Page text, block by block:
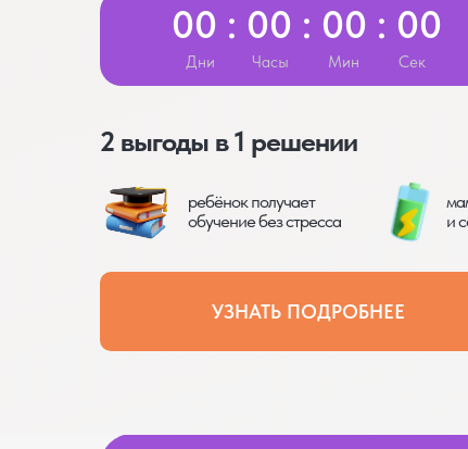
2 выгоды в 1 решении
УЗНАТЬ ПОДРОБНЕЕ
00 : 00 : 00 : 00
Сек
Мин
Часы
Дни
ребёнок получает
обучение без стресса
и